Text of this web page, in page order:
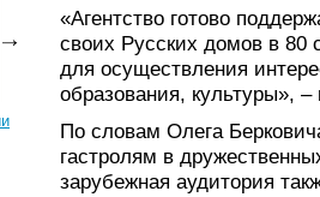
«Агентство готово
своих Русских домов в 80
для осуществления
образования, культуры», –
По словам Олега
гастролям в
зарубежная аудитория